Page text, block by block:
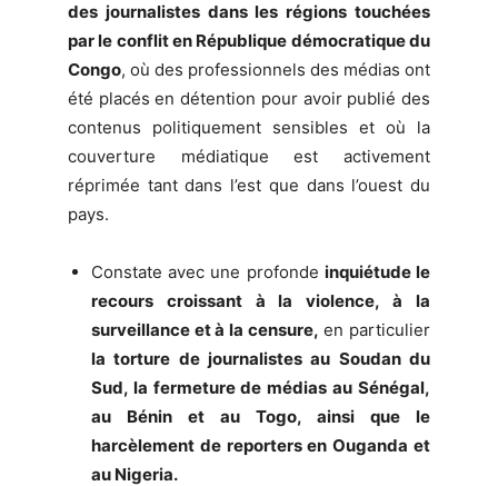
des journalistes dans les régions touchées
par le conflit en République démocratique du
Congo, où des professionnels des médias ont
été placés en détention pour avoir publié des
contenus politiquement sensibles et où la
couverture médiatique est activement
réprimée tant dans l’est que dans l’ouest du
pays.
Constate avec une profonde inquiétude le
recours croissant à la violence, à la
surveillance et à la censure, en particulier
la torture de journalistes au Soudan du
Sud, la fermeture de médias au Sénégal,
au Bénin et au Togo, ainsi que le
harcèlement de reporters en Ouganda et
au Nigeria.